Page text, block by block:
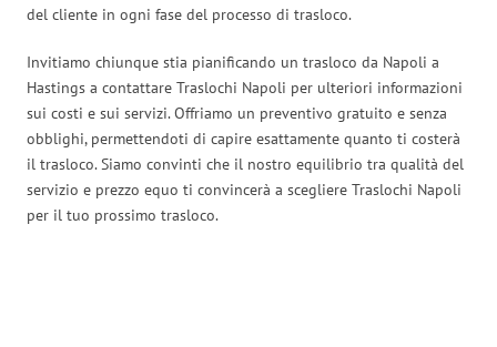
del cliente in ogni fase del processo di trasloco.
Invitiamo chiunque stia pianificando un trasloco da Napoli a
Hastings a contattare Traslochi Napoli per ulteriori informazioni
sui costi e sui servizi. Offriamo un preventivo gratuito e senza
obblighi, permettendoti di capire esattamente quanto ti costerà
il trasloco. Siamo convinti che il nostro equilibrio tra qualità del
servizio e prezzo equo ti convincerà a scegliere Traslochi Napoli
per il tuo prossimo trasloco.